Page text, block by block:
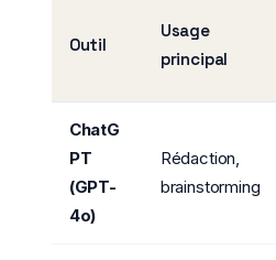
Outil
Usage
principal
ChatG
PT
(GPT-
4o)
Rédaction,
brainstorming